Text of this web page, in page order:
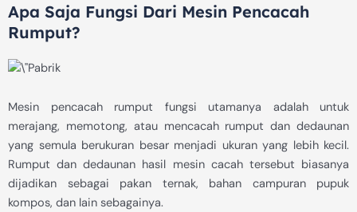
Apa Saja Fungsi Dari Mesin Pencacah
Rumput?
Mesin pencacah rumput fungsi utamanya adalah untuk
merajang, memotong, atau mencacah rumput dan dedaunan
yang semula berukuran besar menjadi ukuran yang lebih kecil.
Rumput dan dedaunan hasil mesin cacah tersebut biasanya
dijadikan sebagai pakan ternak, bahan campuran pupuk
kompos, dan lain sebagainya.